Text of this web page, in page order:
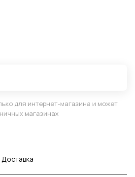
для интернет-магазина и может
магазинах
Доставка